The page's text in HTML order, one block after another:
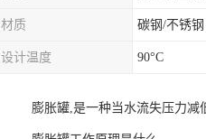
材质 碳钢/不锈钢
设计温度 90°C
膨胀罐,是一种当水流失压力减